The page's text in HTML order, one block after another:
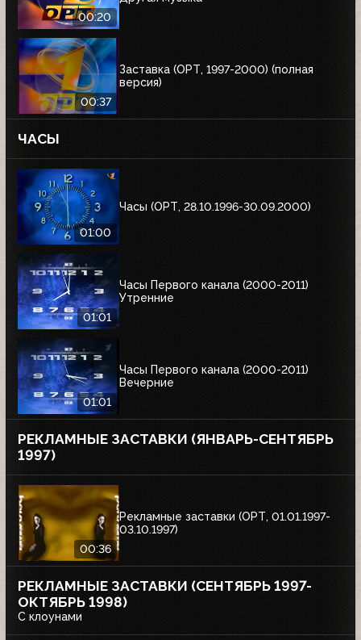
00:20
00:37
Заставка (ОРТ, 1997-2000) (полная
версия)
ЧАСЫ
01:00
Часы (ОРТ, 28.10.1996-30.09.2000)
01:01
Часы Первого канала (2000-2011)
Утренние
01:01
Часы Первого канала (2000-2011)
Вечерние
РЕКЛАМНЫЕ ЗАСТАВКИ (ЯНВАРЬ-СЕНТЯБРЬ
1997)
00:36
Рекламные заставки (ОРТ, 01.01.1997-
03.10.1997)
РЕКЛАМНЫЕ ЗАСТАВКИ (СЕНТЯБРЬ 1997-
ОКТЯБРЬ 1998)
С клоунами